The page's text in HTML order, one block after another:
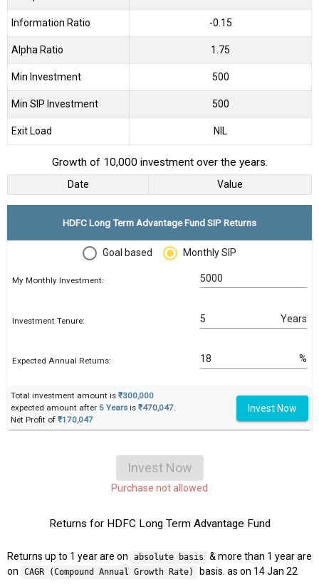
Information Ratio -0.15
Alpha Ratio 1.75
Min Investment 500
Min SIP Investment 500
Exit Load NIL
Growth of 10,000 investment over the years.
Date Value
HDFC Long Term Advantage Fund SIP Returns
Goal based Monthly SIP
My Monthly Investment:
Investment Tenure: Years
Expected Annual Returns: %
Total investment amount is ₹300,000
expected amount after 5 Years is ₹470,047.
Net Profit of ₹170,047
Invest Now
Invest Now
Purchase not allowed
Returns for HDFC Long Term Advantage Fund
Returns up to 1 year are on absolute basis
& more than 1 year are
on
CAGR (Compound Annual Growth Rate) basis. as on 14 Jan 22